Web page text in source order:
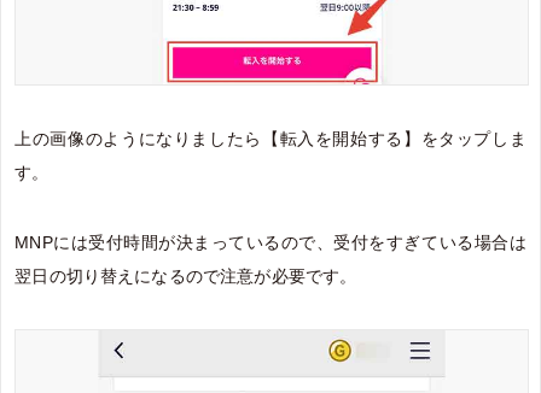
上の画像のようになりましたら【転入を開始する】をタップしま
す。
MNPには受付時間が決まっているので、受付をすぎている場合は
翌日の切り替えになるので注意が必要です。